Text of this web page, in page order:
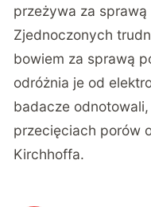
przeżywa za
Zjednoczonych
bowiem za sprawą
odróżnia je od
badacze
przecięciach porów
Kirchhoffa.